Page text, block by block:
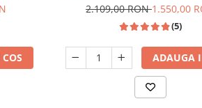
1350W, SAMUS
2.109,00 RON1.550,00
(5)
ADAUGA